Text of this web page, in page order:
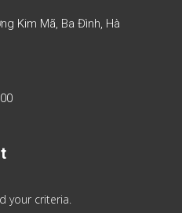
Kim Mã, Ba Đình, Hà
your criteria.